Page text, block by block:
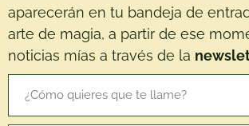
aparecerán en tu bandeja de
arte de magia, a partir de ese
noticias mías a través de la